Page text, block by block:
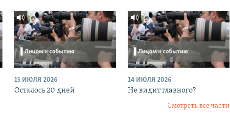
15 ИЮЛЯ 2026
Осталось 20 дней
14 ИЮЛЯ 2026
Не видит главного?
Смотреть все части